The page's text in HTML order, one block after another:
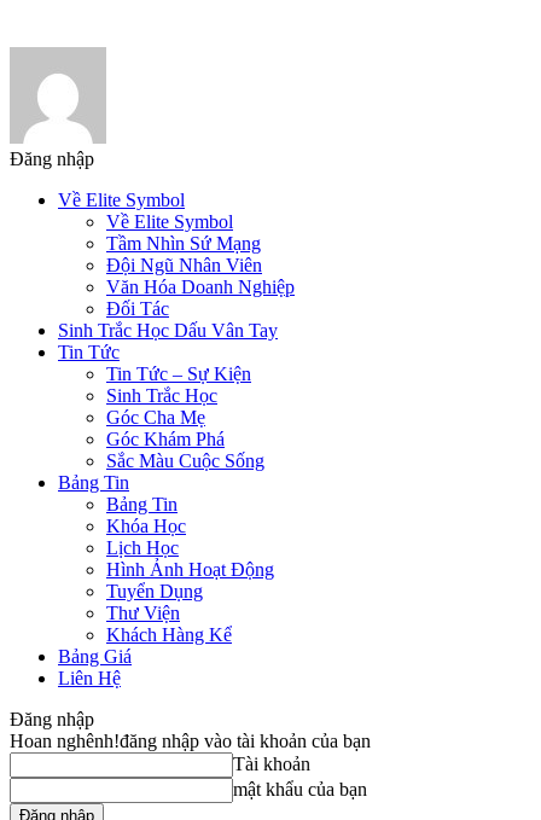
Đăng nhập
Về Elite Symbol
Về Elite Symbol
Tầm Nhìn Sứ Mạng
Đội Ngũ Nhân Viên
Văn Hóa Doanh Nghiệp
Đối Tác
Sinh Trắc Học Dấu Vân Tay
Tin Tức
Tin Tức – Sự Kiện
Sinh Trắc Học
Góc Cha Mẹ
Góc Khám Phá
Sắc Màu Cuộc Sống
Bảng Tin
Bảng Tin
Khóa Học
Lịch Học
Hình Ảnh Hoạt Động
Tuyển Dụng
Thư Viện
Khách Hàng Kể
Bảng Giá
Liên Hệ
Đăng nhập
Hoan nghênh!đăng nhập vào tài khoản của bạn
Tài khoản
mật khẩu của bạn